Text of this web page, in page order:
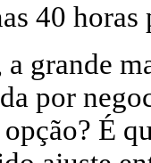
40 horas
grande
por
opção? É